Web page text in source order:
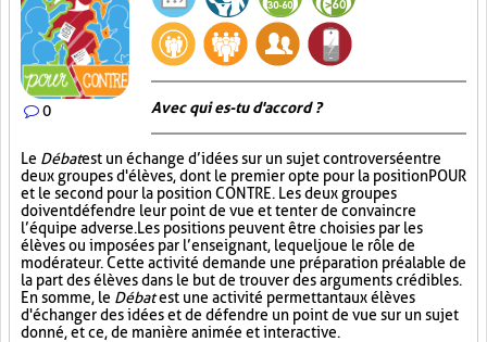
0 Avec qui es-tu d'accord ?
Le Débatest un échange d’idées sur un sujet controversé entre
deux groupes d'élèves, dont le premier opte pour la position POUR
et le second pour la position CONTRE. Les deux groupes
doivent défendre leur point de vue et tenter de convaincre
l’équipe adverse. Les positions peuvent être choisies par les
élèves ou imposées par l’enseignant, lequel joue le rôle de
modérateur. Cette activité demande une préparation préalable de
la part des élèves dans le but de trouver des arguments crédibles.
En somme, le Débatest une activité permettant aux élèves
d'échanger des idées et de défendre un point de vue sur un sujet
donné, et ce, de manière animée et interactive.